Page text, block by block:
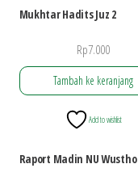
Mukhtar Hadits Juz 2
Rp7.000
Tambah ke keranjang
Add to wishlist
Raport Madin NU Wustho